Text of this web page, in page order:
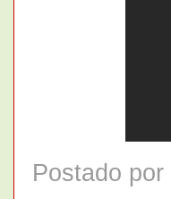
Postado por